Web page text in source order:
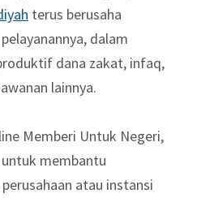
terus berusaha
dalam
dana zakat, infaq,
lainnya.
Memberi Untuk Negeri,
membantu
atau instansi